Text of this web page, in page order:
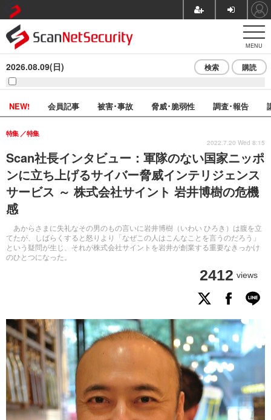
MENU
2026.08.09(日) 検索 購読
NEW! 会員記事 被害･事故 脅威･脆弱性 調査･報告
Scan社長インタビュー：軍隊のない国家ニッポ
ンに立ち上げるサイバー脅威インテリジェンス
サービス ～ 株式会社サイント 岩井博樹の危機
感
あからさまに失礼なその男のもの言いに岩井博樹（いわい ひろき）は腹を立
てたが、しばらくすると怒りより「なぜこの人はこんなことを言うのだろう」
という疑問が生じ、それが株式会社サイントを岩井が創業する重要なきっかけ
のひとつになった。
特集 特集
2412 views
2022.7.20 Wed 8:15